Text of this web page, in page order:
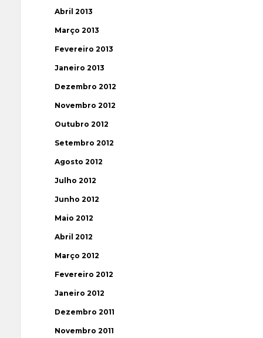
Abril 2013
Março 2013
Fevereiro 2013
Janeiro 2013
Dezembro 2012
Novembro 2012
Outubro 2012
Setembro 2012
Agosto 2012
Julho 2012
Junho 2012
Maio 2012
Abril 2012
Março 2012
Fevereiro 2012
Janeiro 2012
Dezembro 2011
Novembro 2011